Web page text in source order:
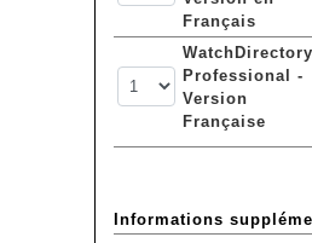
Français
WatchDirectory
Professional -
Version
Française
Informations